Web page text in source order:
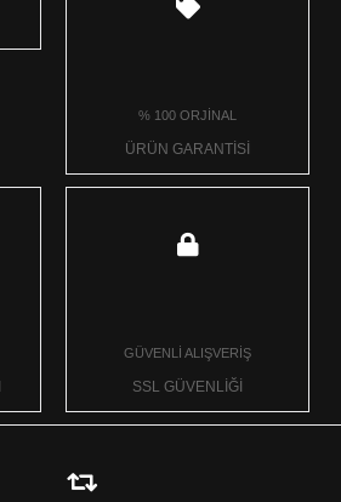
% 100 ORJİNAL
ÜRÜN GARANTİSİ
GÜVENLİ ALIŞVERİŞ
SSL GÜVENLİĞİ